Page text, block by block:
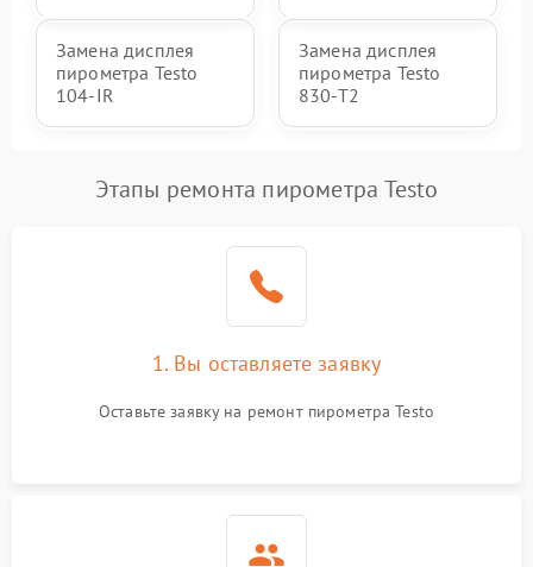
Замена дисплея
пирометра Testo
104-IR
Замена дисплея
пирометра Testo
830-T2
Этапы ремонта пирометра Testo
1. Вы оставляете заявку
Оставьте заявку на ремонт пирометра Testo